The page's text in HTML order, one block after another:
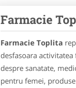
Farmacie
Farmacie Toplita
desfasoara
despre sanatate,
pentru femei,